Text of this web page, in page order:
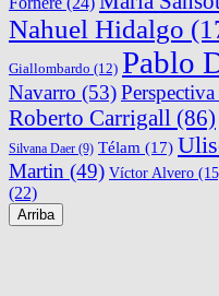
Nahuel Hidalgo
Giallombardo (12) Pablo
Navarro (53)
Roberto Carrigall (86)
Silvana Daer (9) Télam (17)
Martin (49) Víctor Alvero
(22)
Arriba